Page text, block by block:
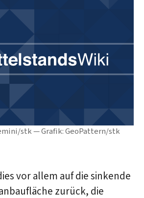
stk — Grafik: GeoPattern/stk
vor allem auf die sinkende
zurück, die